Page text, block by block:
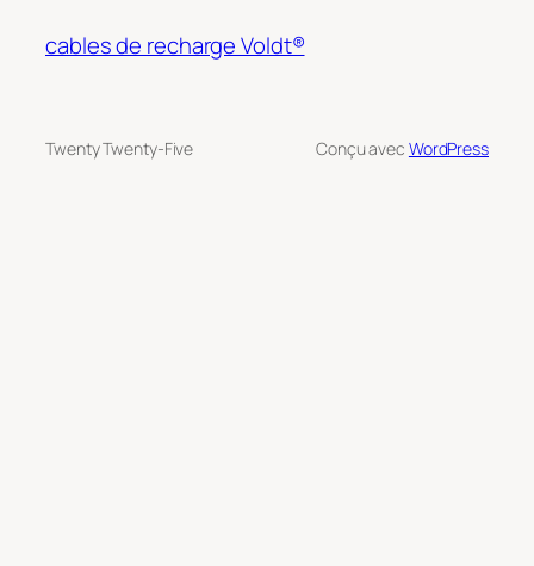
cables de recharge Voldt®
Twenty Twenty-Five Conçu avec WordPress